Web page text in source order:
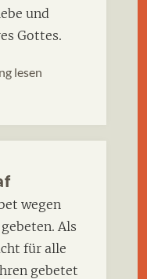
und
Gottes.
lesen
wegen
Als
für alle
gebetet